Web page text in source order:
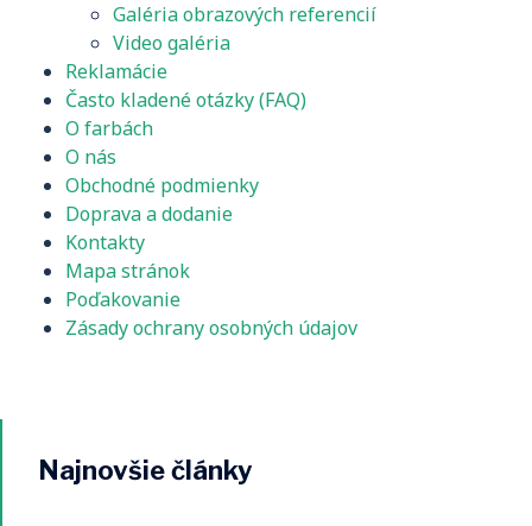
Galéria obrazových referencií
Video galéria
Reklamácie
Často kladené otázky (FAQ)
O farbách
O nás
Obchodné podmienky
Doprava a dodanie
Kontakty
Mapa stránok
Poďakovanie
Zásady ochrany osobných údajov
Najnovšie články